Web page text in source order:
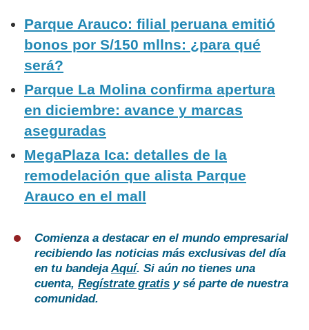
Parque Arauco: filial peruana emitió
bonos por S/150 mllns: ¿para qué
será?
Parque La Molina confirma apertura
en diciembre: avance y marcas
aseguradas
MegaPlaza Ica: detalles de la
remodelación que alista Parque
Arauco en el mall
Comienza a destacar en el mundo empresarial
recibiendo las noticias más exclusivas del día
en tu bandejaAquí. Si aún no tienes una
cuenta, Regístrate gratis y sé parte de nuestra
comunidad.